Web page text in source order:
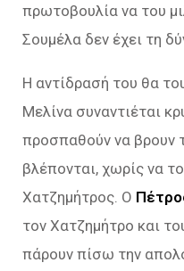
πρωτοβουλία να του
Σουμέλα δεν έχει τη
Η αντίδρασή του θα
Μελίνα συναντιέται
προσπαθούν να βρουν
βλέπονται, χωρίς να
Χατζημήτρος. Ο
τον Χατζημήτρο και
πάρουν πίσω την